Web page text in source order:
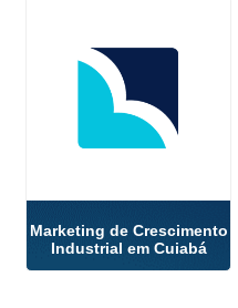
Marketing de Crescimento
Industrial em Cuiabá